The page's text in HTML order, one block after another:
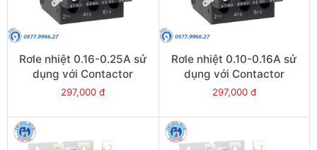
Rơle nhiệt 0.16-0.25A sử
dụng với Contactor
LC1E06-E38 - Model
297,000 đ
Rơle nhiệt 0.10-0.16A sử
dụng với Contactor
LC1E06-E38 - Model
297,000 đ